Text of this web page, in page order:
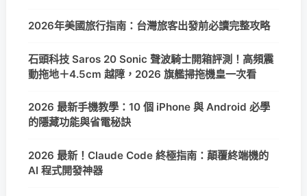
2026年美國旅行指南：台灣旅客出發前必讀完整攻略
石頭科技 Saros 20 Sonic 聲波騎士開箱評測！高頻震
動拖地＋4.5cm 越障，2026 旗艦掃拖機皇一次看
2026 最新手機教學：10 個 iPhone 與 Android 必學
的隱藏功能與省電秘訣
2026 最新！Claude Code 終極指南：顛覆終端機的
AI 程式開發神器